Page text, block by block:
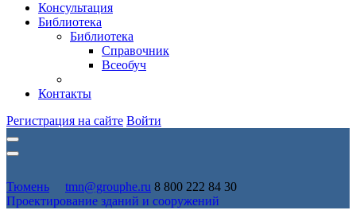
Консультация
Библиотека
Библиотека
Справочник
Всеобуч
Контакты
Регистрация на сайте Войти
Тюмень tmn@grouphe.ru 8 800 222 84 30
Проектирование зданий и сооружений